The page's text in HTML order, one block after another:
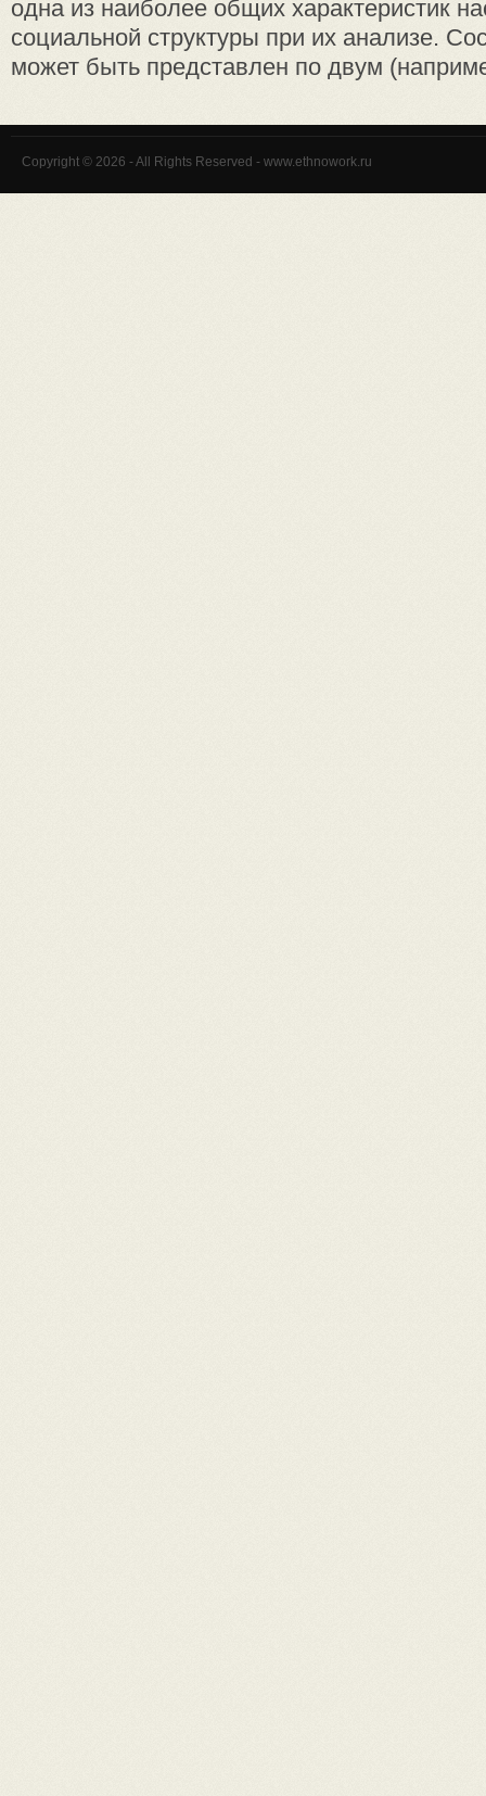
одна из наиболее общих характеристик
социальной структуры при их анализе.
может быть представлен по двум
Copyright © 2026 - All Rights Reserved - www.ethnowork.ru